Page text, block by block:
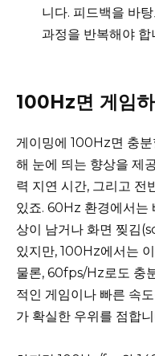
니다. 피드백을 바
과정을 반복해야 합
100Hz면 게임
게이밍에 100Hz면 충
해 눈에 띄는 향상을 제
력 지연 시간, 그리고 전
있죠. 60Hz 환경에서는
상이 남거나 화면 찢김
있지만, 100Hz에서는
물론, 60fps/Hz로도 충
적인 게임이나 빠른 속
가 확실한 우위를 점합